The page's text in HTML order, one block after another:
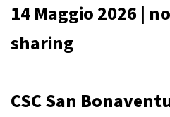
14 Maggio 2026 |
sharing
CSC San